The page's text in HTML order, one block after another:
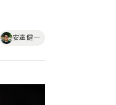
安達 健一